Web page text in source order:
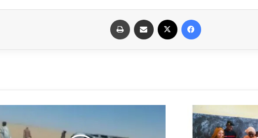
فيسبوك مشاركة عبر البريد